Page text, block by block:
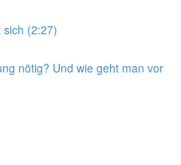
sich (2:27)
nötig? Und wie geht man vor